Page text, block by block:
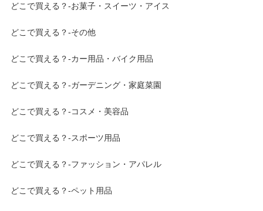
どこで買える？-お菓子・スイーツ・アイス
どこで買える？-その他
どこで買える？-カー用品・バイク用品
どこで買える？-ガーデニング・家庭菜園
どこで買える？-コスメ・美容品
どこで買える？-スポーツ用品
どこで買える？-ファッション・アパレル
どこで買える？-ペット用品